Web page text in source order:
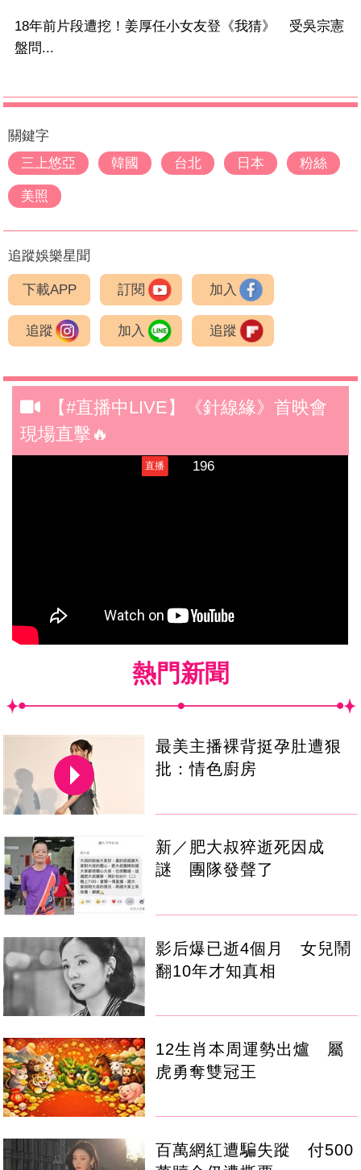
18年前片段遭挖！姜厚任小女友登《我猜》 受吳宗憲
盤問...
關鍵字
三上悠亞
韓國 台北 日本 粉絲
美照
追蹤娛樂星聞
下載APP 訂閱 加入
追蹤 加入 追蹤
【#直播中LIVE】《針線緣》首映會
現場直擊🔥
熱門新聞
最美主播裸背挺孕肚遭狠
批：情色廚房
新／肥大叔猝逝死因成
謎 團隊發聲了
影后爆已逝4個月 女兒鬧
翻10年才知真相
12生肖本周運勢出爐 屬
虎勇奪雙冠王
百萬網紅遭騙失蹤 付500